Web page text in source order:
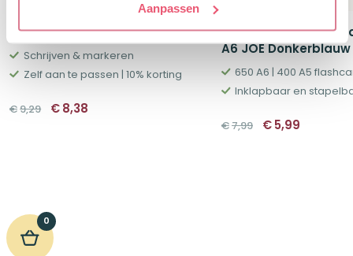
Aanpassen
Pennenset Lichtblauw
Schrijven & markeren
Zelf aan te passen | 10% korting
€9,29 Oorspronkelijke
prijs
€8,38
Forma Bewaarbox
A6 JOE Donkerblauw
650 A6 | 400 A5
Inklapbaar en
€7,99 prijs
€5,99
0